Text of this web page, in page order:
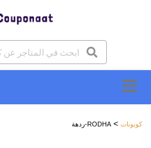
إلى
المحتوى
كوبونات >RODHA-ردهة